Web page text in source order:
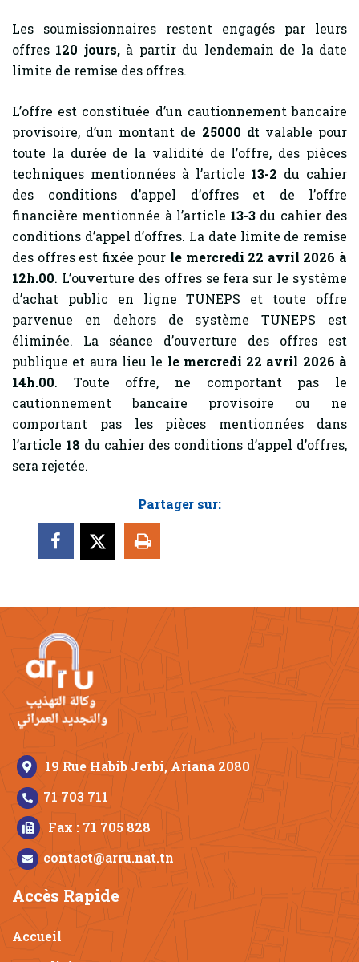
Les soumissionnaires restent engagés par leurs
offres 120 jours,à partir du lendemain de la date
limite de remise des offres.
L’offre est constituée d’un cautionnement bancaire
provisoire, d’un montant de 25000 dt valable pour
toute la durée de la validité de l’offre, des pièces
techniques mentionnées à l’article 13-2 du cahier
des conditions d’appel d’offres et de l’offre
financière mentionnée à l’article 13-3 du cahier des
conditions d’appel d’offres. La date limite de remise
des offres est fixée pour le mercredi 22 avril 2026 à
12h.00. L’ouverture des offres se fera sur le système
d’achat public en ligne TUNEPS et toute offre
parvenue en dehors de système TUNEPS est
éliminée. La séance d’ouverture des offres est
publique et aura lieu le le mercredi 22 avril 2026 à
14h.00. Toute offre, ne comportant pas le
cautionnement bancaire provisoire ou ne
comportant pas les pièces mentionnées dans
l’article 18 du cahier des conditions d’appel d’offres,
sera rejetée.
Partager sur:
19 Rue Habib Jerbi, Ariana 2080
71 703 711
Fax : 71 705 828
contact@arru.nat.tn
Accès Rapide
Accueil